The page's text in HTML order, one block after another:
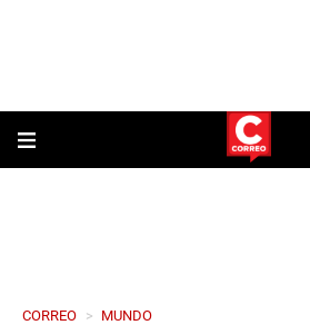
CORREO > MUNDO